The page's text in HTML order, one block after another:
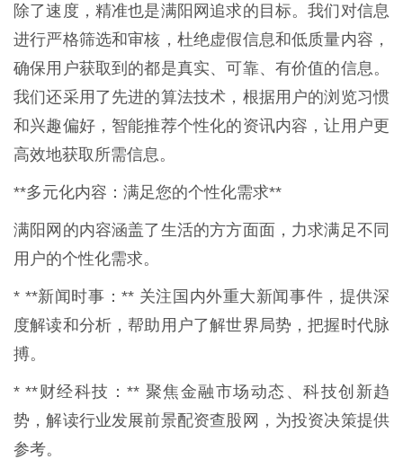
除了速度，精准也是满阳网追求的目标。我们对信息
进行严格筛选和审核，杜绝虚假信息和低质量内容，
确保用户获取到的都是真实、可靠、有价值的信息。
我们还采用了先进的算法技术，根据用户的浏览习惯
和兴趣偏好，智能推荐个性化的资讯内容，让用户更
高效地获取所需信息。
**多元化内容：满足您的个性化需求**
满阳网的内容涵盖了生活的方方面面，力求满足不同
用户的个性化需求。
* **新闻时事：** 关注国内外重大新闻事件，提供深
度解读和分析，帮助用户了解世界局势，把握时代脉
搏。
* **财经科技：** 聚焦金融市场动态、科技创新趋
势，解读行业发展前景配资查股网，为投资决策提供
参考。